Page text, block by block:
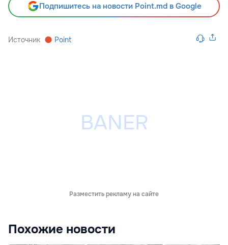
Подпишитесь на новости Point.md в Google
Источник Point
Разместить рекламу на сайте
Похожие новости